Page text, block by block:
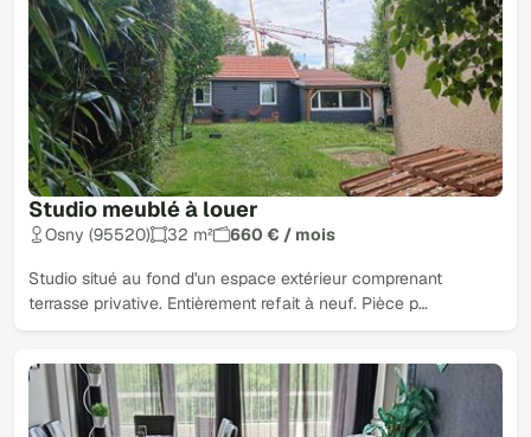
Studio meublé à louer
Osny (95520) 32 m² 660 € / mois
Studio situé au fond d'un espace extérieur comprenant
terrasse privative. Entièrement refait à neuf. Pièce p…